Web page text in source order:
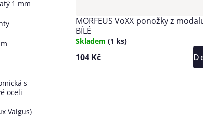
1 mm
s
oceli
Valgus)
MORFEUS VoXX ponožky z
BÍLÉ
Skladem (1 ks)
104 Kč